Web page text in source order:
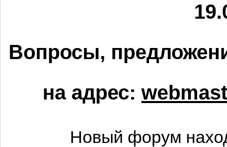
Вопросы,
на адрес:
Новый форум